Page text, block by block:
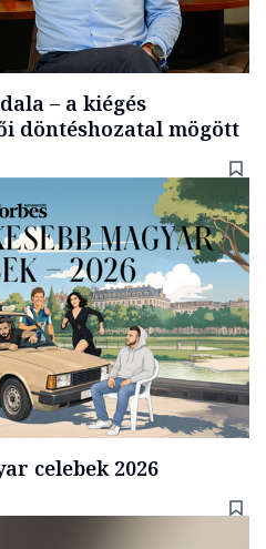
– a kiégés
döntéshozatal mögött
celebek 2026